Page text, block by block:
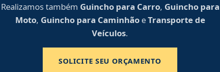
Realizamos também Guincho para Carro, Guincho para
Moto, Guincho para CaminhãoeTransporte de
Veículos.
SOLICITE SEU ORÇAMENTO